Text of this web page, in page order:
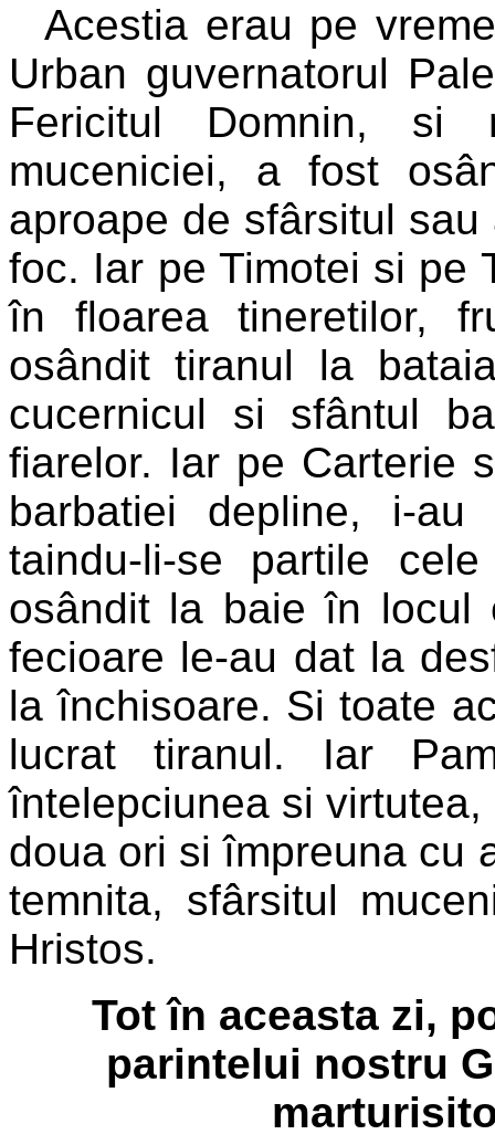
Acestia erau pe
Urban guvernatorul
Fericitul Domnin, si
muceniciei, a fost
aproape de sfârsitul
foc. Iar pe Timotei si pe
în floarea tineretilor,
osândit tiranul la
cucernicul si sfântul
fiarelor. Iar pe Carterie
barbatiei depline, i-
taindu-li-se partile
osândit la baie în
fecioare le-au dat la
la închisoare. Si toate
lucrat tiranul. Iar
întelepciunea si
doua ori si împreuna cu
temnita, sfârsitul
Hristos.
Tot în aceasta zi,
parintelui nostru